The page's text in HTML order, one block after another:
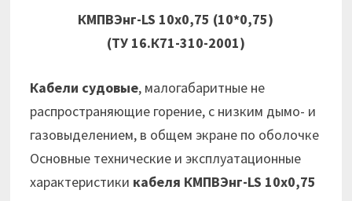
КМПВЭнг-LS 10х0,75 (10*0,75)
(ТУ 16.К71-310-2001)
Кабели судовые, малогабаритные не
распространяющие горение, с низким дымо- и
газовыделением, в общем экране по оболочке
Основные технические и эксплуатационные
характеристики кабеля КМПВЭнг-LS 10х0,75